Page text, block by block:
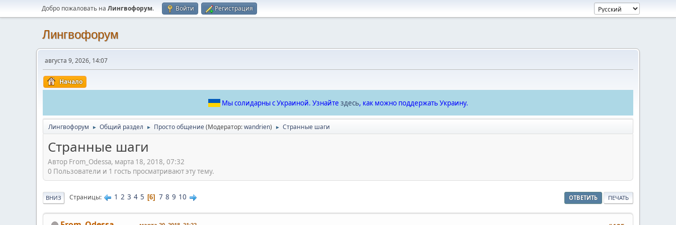
Добро пожаловать на Лингвофорум. Войти Регистрация
Лингвофорум
августа 9, 2026, 14:07
Начало
Мы солидарны с Украиной. Узнайте здесь, как можно поддержать Украину.
Лингвофорум ► Общий раздел ► Просто общение(Модератор:wandrien) ► Странные шаги
Странные шаги
Автор From_Odessa, марта 18, 2018, 07:32
0 Пользователи и 1 гость просматривают эту тему.
ОТВЕТИТЬ ПЕЧАТЬ
ВНИЗ Страницы 1 2 3 4 5 6 7 8 9 10